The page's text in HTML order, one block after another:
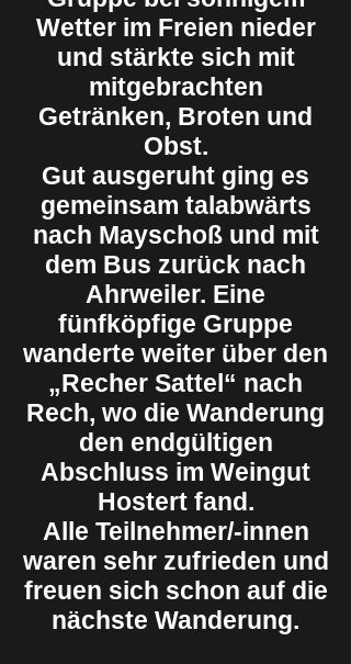
Wetter im Freien nieder
und stärkte sich mit
mitgebrachten
Getränken, Broten und
Obst.
Gut ausgeruht ging es
gemeinsam talabwärts
nach Mayschoß und mit
dem Bus zurück nach
Ahrweiler. Eine
fünfköpfige Gruppe
wanderte weiter über den
„Recher Sattel“ nach
Rech, wo die Wanderung
den endgültigen
Abschluss im Weingut
Hostert fand.
Alle Teilnehmer/-innen
waren sehr zufrieden und
freuen sich schon auf die
nächste Wanderung.